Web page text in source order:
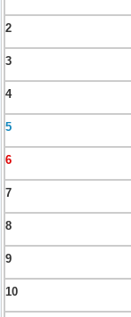
2
3
4
5
6
7
8
9
10